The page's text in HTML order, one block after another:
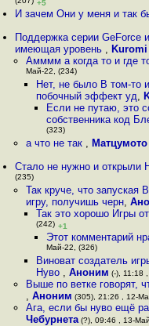
+5
И зачем Они у меня и так
Поддержка серии GeForce
имеющая уровень , Kuromi
Амммм а когда то и где
Май-22, (234)
Нет, не было В том-то
побочный эффект уд,
Если не путаю, это
собственника код
(323)
а что не так , Матцумото
Стало не нужно и открыли
(235)
Так круче, что
игру, получишь черн,
Так это хорошо Игры
(242) +1
Этот комментарий
Май-22, (326)
Виноват создатель
Нуво , Аноним (-), 11:18
Выше по ветке говорят,
, Аноним (305), 21:26 , 12-
Ага, если бы нуво ещё
Чебурнета(?), 09:46 , 13-